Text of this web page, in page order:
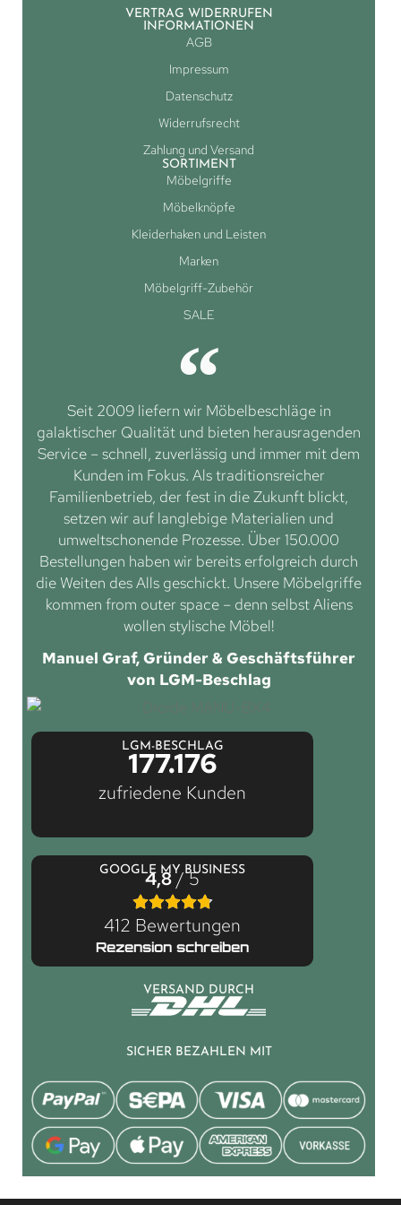
VERTRAG WIDERRUFEN
INFORMATIONEN
AGB
Impressum
Datenschutz
Widerrufsrecht
Zahlung und Versand
SORTIMENT
Möbelgriffe
Möbelknöpfe
Kleiderhaken und Leisten
Marken
Möbelgriff-Zubehör
SALE
Seit 2009 liefern wir Möbelbeschläge in
galaktischer Qualität und bieten herausragenden
Service – schnell, zuverlässig und immer mit dem
Kunden im Fokus. Als traditionsreicher
Familienbetrieb, der fest in die Zukunft blickt,
setzen wir auf langlebige Materialien und
umweltschonende Prozesse. Über 150.000
Bestellungen haben wir bereits erfolgreich durch
die Weiten des Alls geschickt. Unsere Möbelgriffe
kommen from outer space – denn selbst Aliens
wollen stylische Möbel!
Manuel Graf, Gründer & Geschäftsführer
von LGM-Beschlag
LGM-BESCHLAG
177.176
zufriedene Kunden
GOOGLE MY BUSINESS
4,8/ 5
412 Bewertungen
Rezension schreiben
VERSAND DURCH
SICHER BEZAHLEN MIT